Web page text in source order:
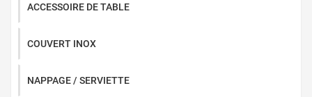
ACCESSOIRE DE TABLE
COUVERT INOX
NAPPAGE / SERVIETTE